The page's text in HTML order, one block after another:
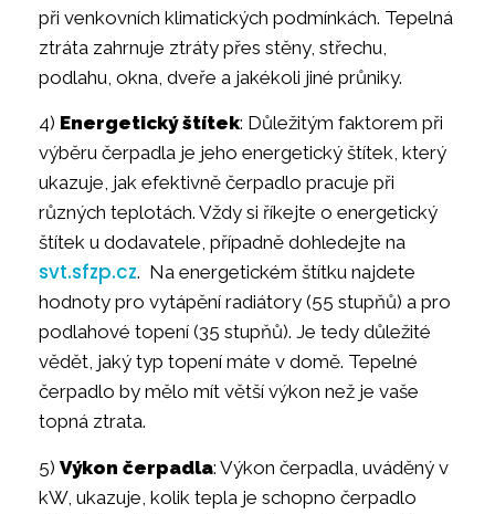
při venkovních klimatických podmínkách. Tepelná
ztráta zahrnuje ztráty přes stěny, střechu,
podlahu, okna, dveře a jakékoli jiné průniky.
4) Energetický štítek: Důležitým faktorem při
výběru čerpadla je jeho energetický štítek, který
ukazuje, jak efektivně čerpadlo pracuje při
různých teplotách. Vždy si říkejte o energetický
štítek u dodavatele, případně dohledejte na
svt.sfzp.cz. Na energetickém štítku najdete
hodnoty pro vytápění radiátory (55 stupňů) a pro
podlahové topení (35 stupňů). Je tedy důležité
vědět, jaký typ topení máte v domě. Tepelné
čerpadlo by mělo mít větší výkon než je vaše
topná ztrata.
5) Výkon čerpadla: Výkon čerpadla, uváděný v
kW, ukazuje, kolik tepla je schopno čerpadlo